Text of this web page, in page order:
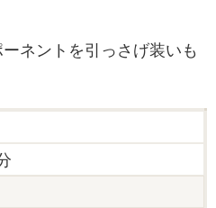
ネントを引っさげ装いも